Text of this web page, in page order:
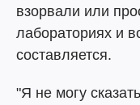
взорвали или
лабораториях и
составляется.
"Я не могу